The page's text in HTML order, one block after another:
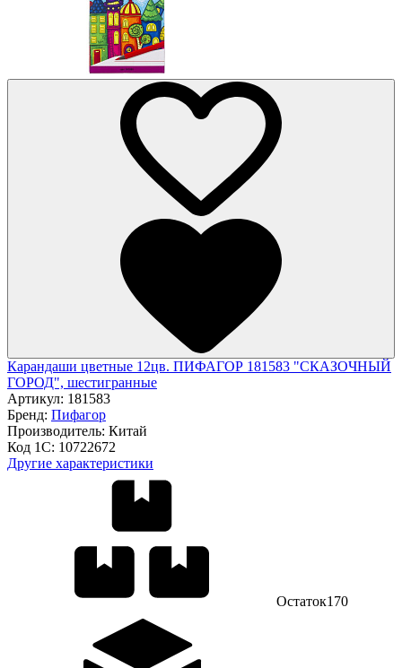
Карандаши цветные 12цв. ПИФАГОР 181583 "СКАЗОЧНЫЙ
ГОРОД", шестигранные
Артикул: 181583
Бренд: Пифагор
Производитель: Китай
Код 1С: 10722672
Другие характеристики
Остаток170